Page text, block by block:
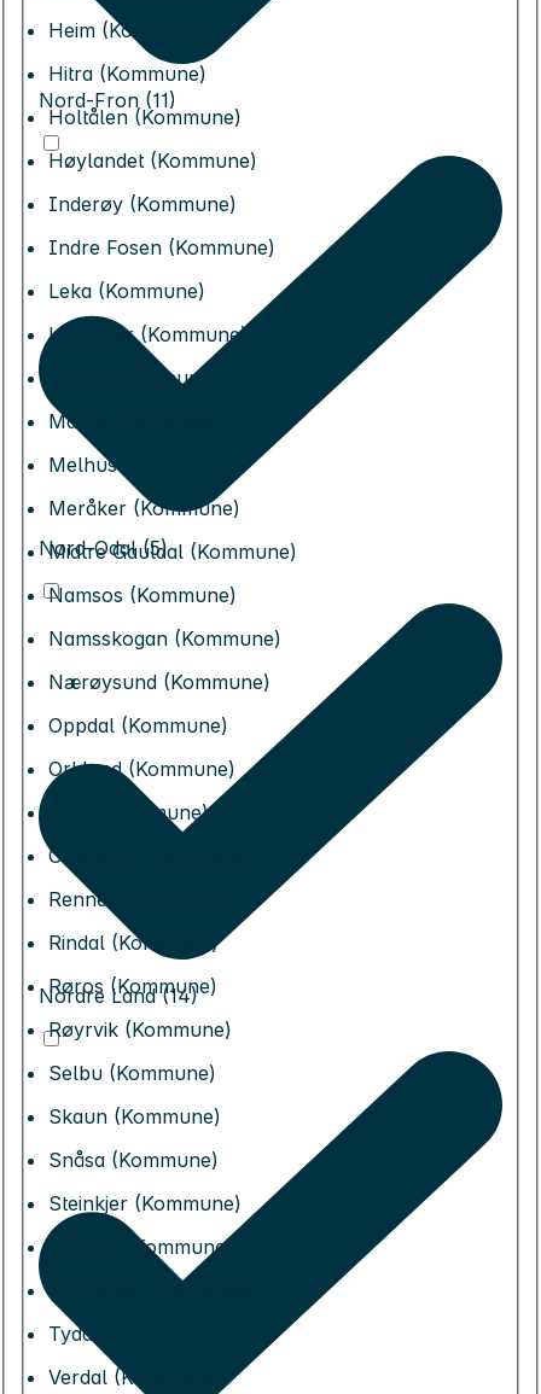
Heim (Kommune)
Hitra (Kommune)
Holtålen (Kommune)
Høylandet (Kommune)
Inderøy (Kommune)
Indre Fosen (Kommune)
Leka (Kommune)
Levanger (Kommune)
Lierne (Kommune)
Malvik (Kommune)
Melhus (Kommune)
Meråker (Kommune)
Midtre Gauldal (Kommune)
Namsos (Kommune)
Namsskogan (Kommune)
Nærøysund (Kommune)
Oppdal (Kommune)
Orkland (Kommune)
Osen (Kommune)
Overhalla (Kommune)
Rennebu (Kommune)
Rindal (Kommune)
Røros (Kommune)
Røyrvik (Kommune)
Selbu (Kommune)
Skaun (Kommune)
Snåsa (Kommune)
Steinkjer (Kommune)
Stjørdal (Kommune)
Trondheim (Kommune)
Tydal (Kommune)
Verdal (Kommune)
Nord-Fron (11)
Nord-Odal (5)
Nordre Land (14)